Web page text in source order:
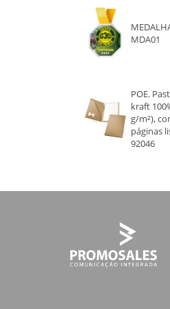
MDA01
POE.
kraft
g/m²),
páginas
92046